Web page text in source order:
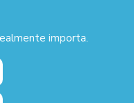
importa.